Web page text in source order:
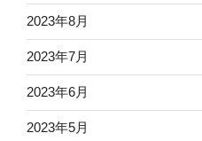
2023年8月
2023年7月
2023年6月
2023年5月